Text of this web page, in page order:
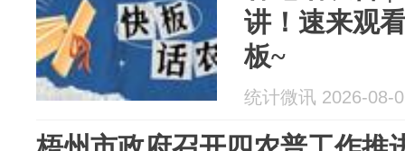
讲！速来观
板~
统计微讯 2026-08-